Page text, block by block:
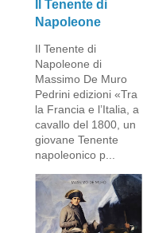
Il Tenente di
Napoleone
Il Tenente di
Napoleone di
Massimo De Muro
Pedrini edizioni «Tra
la Francia e l’Italia, a
cavallo del 1800, un
giovane Tenente
napoleonico p...